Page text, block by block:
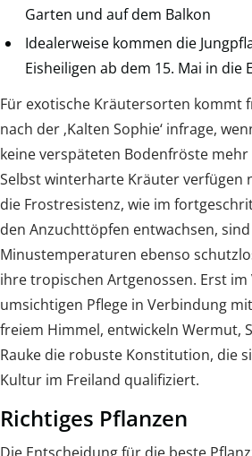
Garten und auf dem Balkon
Idealerweise kommen die
Eisheiligen ab dem 15. Mai in die
Für exotische Kräutersorten kommt
nach der ‚Kalten Sophie‘ infrage,
keine verspäteten Bodenfröste
Selbst winterharte Kräuter verfügen
die Frostresistenz, wie im
den Anzuchttöpfen entwachsen,
Minustemperaturen ebenso
ihre tropischen Artgenossen. Erst
umsichtigen Pflege in Verbindung
freiem Himmel, entwickeln Wermut,
Rauke die robuste Konstitution, die
Kultur im Freiland qualifiziert.
Richtiges Pflanzen